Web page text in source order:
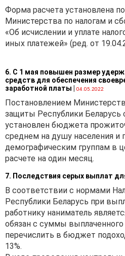
Форма расчета установлена
Министерства по налогам и
«Об исчислении и уплате
иных платежей» (ред. от
6. С 1 мая повышен размер
средств для обеспечения
заработной платы
04.05.2022
Постановлением
защиты Республики Беларусь
установлен бюджета
среднем на душу населения и
демографическим группам в
расчете на один месяц.
7. Последствия серых выплат
В соответствии с нормами
Республики Беларусь при
работнику наниматель
обязан с суммы
перечислить в бюджет
13%.